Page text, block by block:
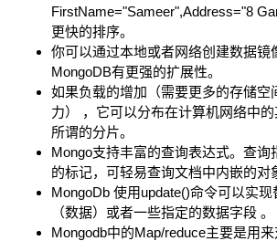
FirstName="Sameer",Address="8
更快的排序。
你可以通过本地或者网络创建数据镜
MongoDB有更强的扩展性。
如果负载的增加（需要更多的存储空
力） ，它可以分布在计算机网络中
所谓的分片。
Mongo支持丰富的查询表达式。查询
的标记，可轻易查询文档中内嵌的对
MongoDb 使用update()命令可以实
（数据）或者一些指定的数据字段 。
Mongodb中的Map/reduce主要是用